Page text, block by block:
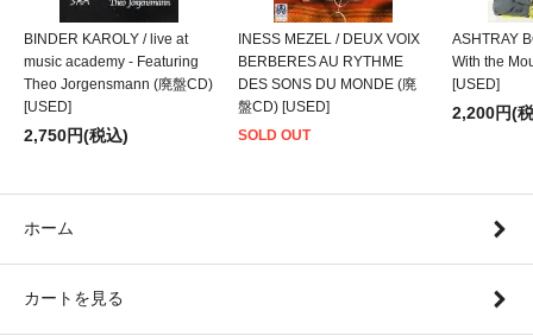
BINDER KAROLY / live at
music academy - Featuring
Theo Jorgensmann (廃盤CD)
[USED]
2,750円(税込)
INESS MEZEL / DEUX VOIX
BERBERES AU RYTHME
DES SONS DU MONDE (廃
盤CD) [USED]
SOLD OUT
ASHTRAY
With the
[USED]
2,200円(
ホーム
カートを見る